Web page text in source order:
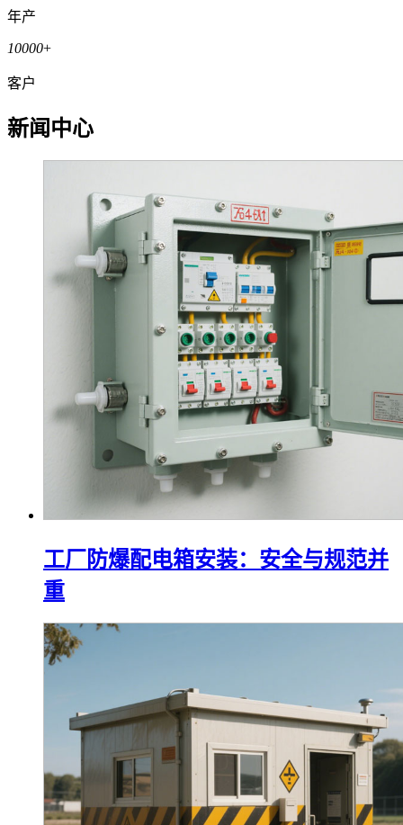
年产
10000+
客户
新闻中心
工厂防爆配电箱安装：安全与规范并
重